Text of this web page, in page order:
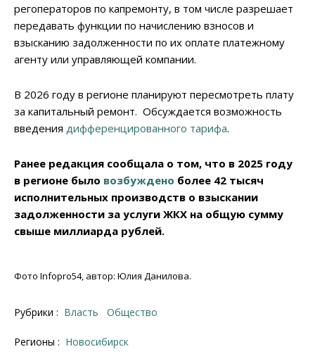
регоператоров по капремонту, в том числе разрешает
передавать функции по начислению взносов и
взысканию задолженности по их оплате платежному
агенту или управляющей компании.
В 2026 году в регионе планируют пересмотреть плату
за капитальный ремонт. Обсуждается возможность
введения дифференцированного тарифа.
Ранее редакция сообщала о том, что в 2025 году
в регионе было возбуждено более 42 тысяч
исполнительных производств о взыскании
задолженности за услуги ЖКХ на общую сумму
свыше миллиарда рублей.
Фото Infopro54, автор: Юлия Данилова.
Рубрики : Власть Общество
Регионы : Новосибирск